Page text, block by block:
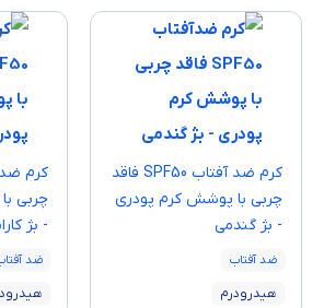
کرم ضد آفتاب SPF50 فاقد
چربی با پوشش کرم پودری
- بژ گندمی
ضد آفتاب
هیدرودرم
چربی
- بژ
ضد